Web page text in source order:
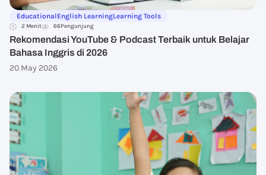
EducationalEnglish LearningLearning Tools
2 Menit 66Pengunjung
Rekomendasi YouTube & Podcast Terbaik untuk Belajar
Bahasa Inggris di 2026
20 May 2026